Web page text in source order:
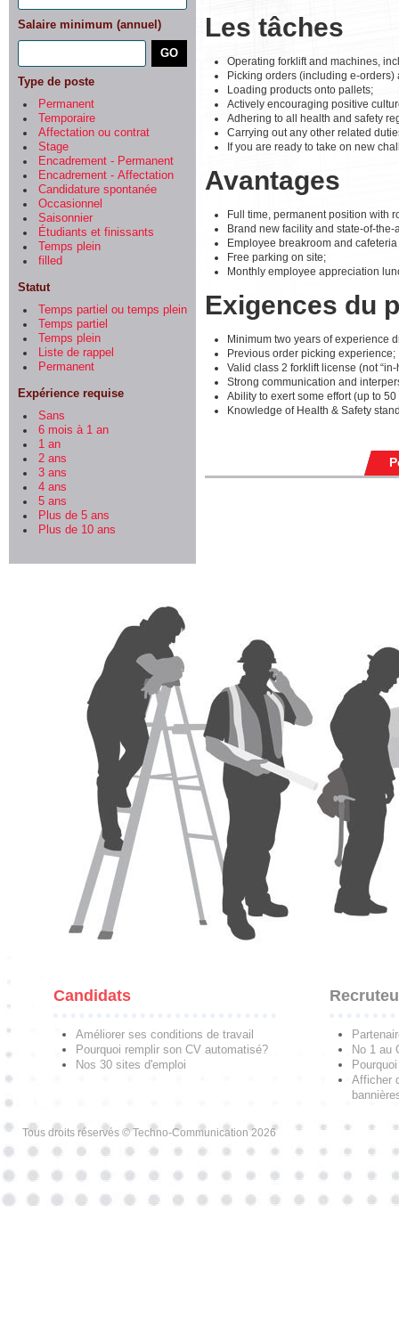
Salaire minimum (annuel)
Type de poste
Permanent
Temporaire
Affectation ou contrat
Stage
Encadrement - Permanent
Encadrement - Affectation
Candidature spontanée
Occasionnel
Saisonnier
Étudiants et finissants
Temps plein
filled
Statut
Temps partiel ou temps plein
Temps partiel
Temps plein
Liste de rappel
Permanent
Expérience requise
Sans
6 mois à 1 an
1 an
2 ans
3 ans
4 ans
5 ans
Plus de 5 ans
Plus de 10 ans
Les tâches
Operating forklift and machines,
Picking orders (including e-
Loading products onto pallets;
Actively encouraging positive
Adhering to all health and safety
Carrying out any other related
If you are ready to take on new
Avantages
Full time, permanent position with
Brand new facility and state-of-the-
Employee breakroom and
Free parking on site;
Monthly employee appreciation
Exigences du
Minimum two years of experience
Previous order picking experience;
Valid class 2 forklift license (not “in-
Strong communication and
Ability to exert some effort (up to 50
Knowledge of Health & Safety
Candidats
Améliorer ses conditions de travail
Pourquoi remplir son CV automatisé?
Nos 30 sites d'emploi
No 1 au
Afficher
Tous droits réservés © Techno-Communication 2026